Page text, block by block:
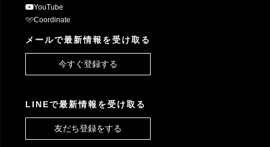
YouTube
Coordinate
メールで最新情報を受け取る
今すぐ登録する
LINEで最新情報を受け取る
友だち登録をする